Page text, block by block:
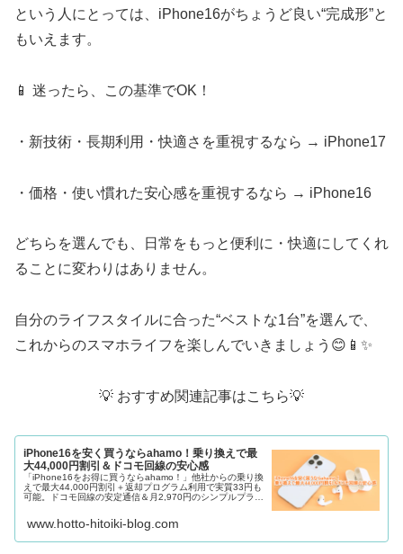
という人にとっては、iPhone16がちょうど良い“完成形”と
もいえます。
📱 迷ったら、この基準でOK！
・新技術・長期利用・快適さを重視するなら → iPhone17
・価格・使い慣れた安心感を重視するなら → iPhone16
どちらを選んでも、日常をもっと便利に・快適にしてくれ
ることに変わりはありません。
自分のライフスタイルに合った“ベストな1台”を選んで、
これからのスマホライフを楽しんでいきましょう😊📱✨
💡 おすすめ関連記事はこちら💡
iPhone16を安く買うならahamo！乗り換えで最
大44,000円割引＆ドコモ回線の安心感
「iPhone16をお得に買うならahamo！」他社からの乗り換
えで最大44,000円割引＋返却プログラム利用で実質33円も
可能。ドコモ回線の安定通信＆月2,970円のシンプルプラン
www.hotto-hitoiki-blog.com